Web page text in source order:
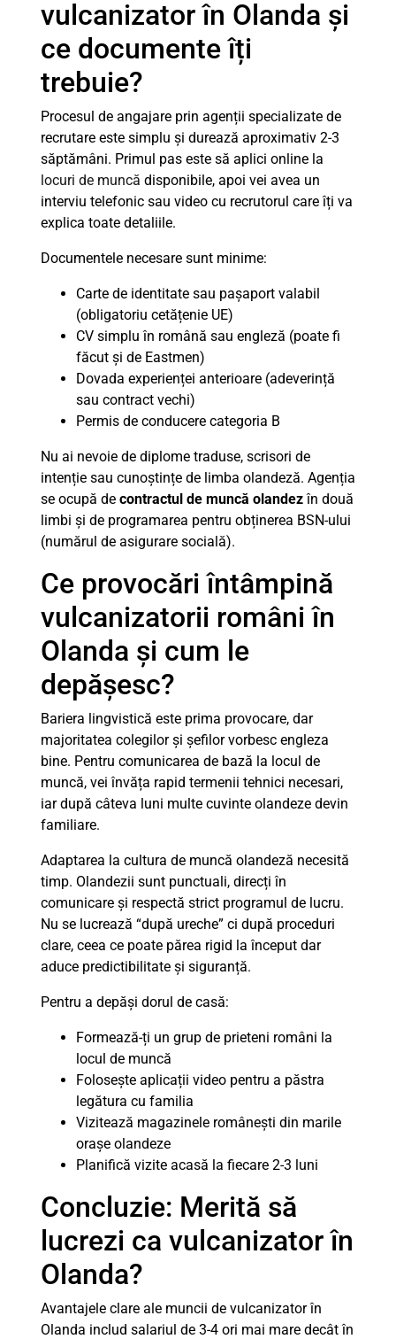
vulcanizator în Olanda și
ce documente îți
trebuie?
Procesul de angajare prin agenții specializate de
recrutare este simplu și durează aproximativ 2-3
săptămâni. Primul pas este să aplici online la
locuri de muncă disponibile, apoi vei avea un
interviu telefonic sau video cu recrutorul care îți va
explica toate detaliile.
Documentele necesare sunt minime:
Carte de identitate sau pașaport valabil
(obligatoriu cetățenie UE)
CV simplu în română sau engleză (poate fi
făcut și de Eastmen)
Dovada experienței anterioare (adeverință
sau contract vechi)
Permis de conducere categoria B
Nu ai nevoie de diplome traduse, scrisori de
intenție sau cunoștințe de limba olandeză. Agenția
se ocupă de contractul de muncă olandezîn două
limbi și de programarea pentru obținerea BSN-ului
(numărul de asigurare socială).
Ce provocări întâmpină
vulcanizatorii români în
Olanda și cum le
depășesc?
Bariera lingvistică este prima provocare, dar
majoritatea colegilor și șefilor vorbesc engleza
bine. Pentru comunicarea de bază la locul de
muncă, vei învăța rapid termenii tehnici necesari,
iar după câteva luni multe cuvinte olandeze devin
familiare.
Adaptarea la cultura de muncă olandeză necesită
timp. Olandezii sunt punctuali, direcți în
comunicare și respectă strict programul de lucru.
Nu se lucrează “după ureche” ci după proceduri
clare, ceea ce poate părea rigid la început dar
aduce predictibilitate și siguranță.
Pentru a depăși dorul de casă:
Formează-ți un grup de prieteni români la
locul de muncă
Folosește aplicații video pentru a păstra
legătura cu familia
Vizitează magazinele românești din marile
orașe olandeze
Planifică vizite acasă la fiecare 2-3 luni
Concluzie: Merită să
lucrezi ca vulcanizator în
Olanda?
Avantajele clare ale muncii de vulcanizator în
Olanda includ salariul de 3-4 ori mai mare decât în